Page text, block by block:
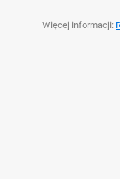
Więcej informacji: